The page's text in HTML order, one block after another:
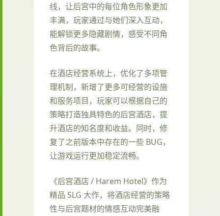
线，让后宫中的每位角色形象更加
丰满，玩家通过与她们深入互动，
能解锁更多隐藏剧情，感受不同角
色背后的故事。
在酒店经营系统上，优化了多项管
理机制，新增了更多可经营的设施
和服务项目，玩家可以根据自己的
策略打造独具特色的后宫酒店，提
升酒店的知名度和收益。同时，修
复了之前版本中存在的一些 BUG，
让游戏运行更加稳定流畅。
《后宫酒店 / Harem Hotel》作为
精品 SLG 大作，将酒店经营的策略
性与后宫题材的情感互动完美融